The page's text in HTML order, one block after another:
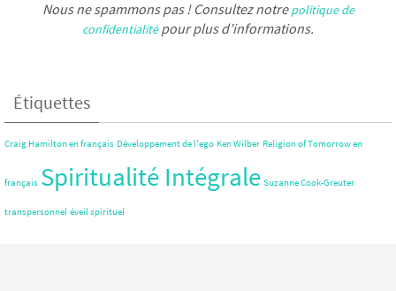
Nous ne spammons pas ! Consultez notrepolitique de
confidentialitépour plus d’informations.
Étiquettes
Craig Hamilton en français Développement de l'ego Ken Wilber Religion of Tomorrow en
français Spiritualité Intégrale Suzanne Cook-Greuter
transpersonnel éveil spirituel